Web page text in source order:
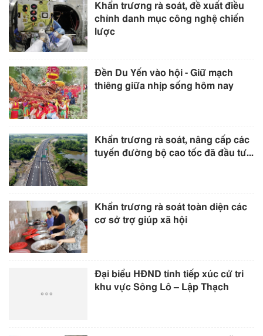
Khẩn trương rà soát, đề xuất điều
chỉnh danh mục công nghệ chiến
lược
Đền Du Yến vào hội - Giữ mạch
thiêng giữa nhịp sống hôm nay
Khẩn trương rà soát, nâng cấp các
tuyến đường bộ cao tốc đã đầu tư...
Khẩn trương rà soát toàn diện các
cơ sở trợ giúp xã hội
Đại biểu HĐND tỉnh tiếp xúc cử tri
khu vực Sông Lô – Lập Thạch